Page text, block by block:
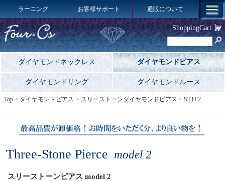
ラーニング お客様サポート 通販について
ダイヤモンドネックレス ダイヤモンドピアス
ダイヤモンドリング ダイヤモンドルース
Three-Stone Pierce model 2
スリーストーンピアス model 2
Top ダイヤモンドピアス スリーストーンダイヤモンドピアス STTP2
ShoppingCart